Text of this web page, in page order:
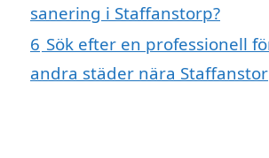
sanering i Staffanstorp?
6 Sök efter en professionell
andra städer nära